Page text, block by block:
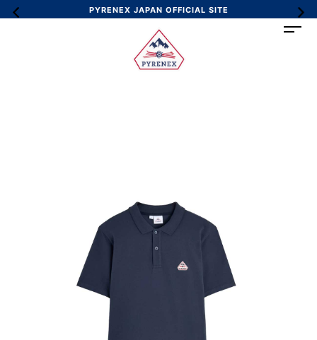
PYRENEX JAPAN OFFICIAL SITE